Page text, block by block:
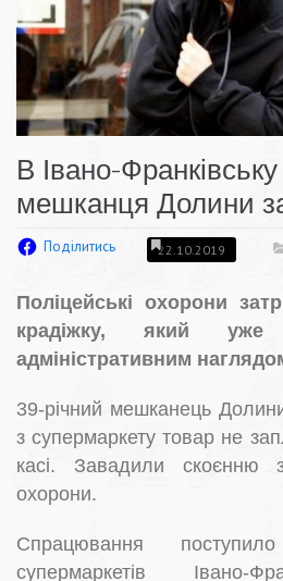
В Івано-
мешканця Долини
Поділитись 22.10.2019
Поліцейські охорони
крадіжку, який уже
адміністративним
39-річний мешканець
з супермаркету товар не
касі. Завадили скоєнню
охорони.
Спрацювання
супермаркетів Івано-